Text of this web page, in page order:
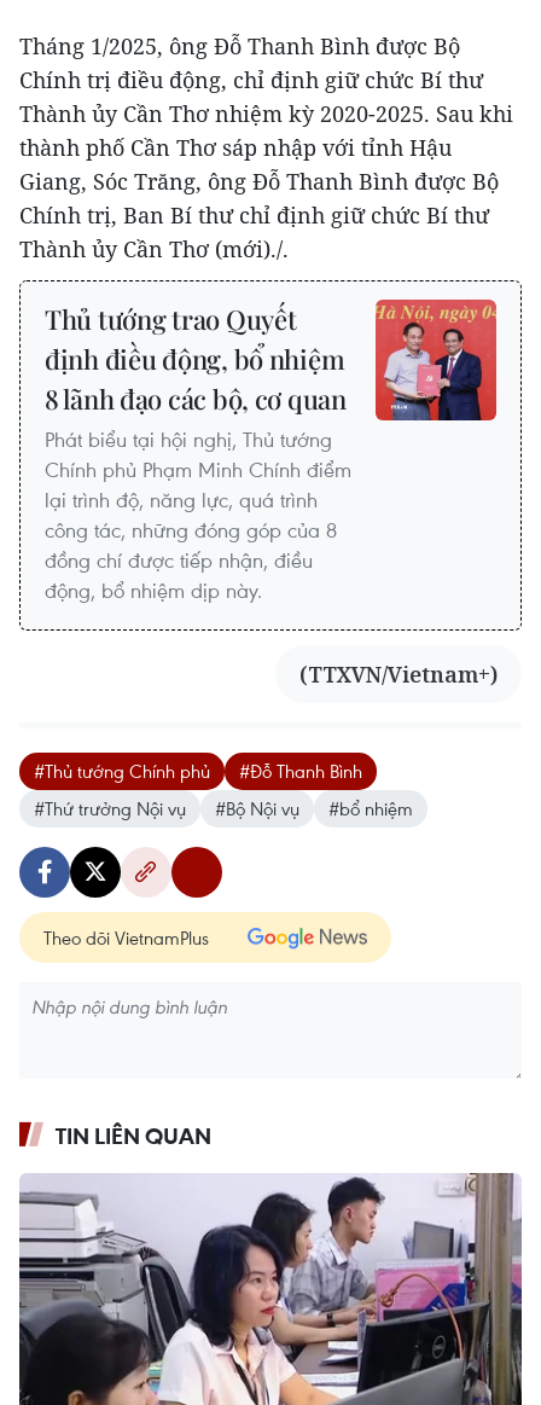
Tháng 1/2025, ông Đỗ Thanh Bình được Bộ
Chính trị điều động, chỉ định giữ chức Bí thư
Thành ủy Cần Thơ nhiệm kỳ 2020-2025. Sau khi
thành phố Cần Thơ sáp nhập với tỉnh Hậu
Giang, Sóc Trăng, ông Đỗ Thanh Bình được Bộ
Chính trị, Ban Bí thư chỉ định giữ chức Bí thư
Thành ủy Cần Thơ (mới)./.
Thủ tướng trao Quyết
định điều động, bổ nhiệm
8 lãnh đạo các bộ, cơ quan
Phát biểu tại hội nghị, Thủ tướng
Chính phủ Phạm Minh Chính điểm
lại trình độ, năng lực, quá trình
công tác, những đóng góp của 8
đồng chí được tiếp nhận, điều
động, bổ nhiệm dịp này.
(TTXVN/Vietnam+)
#Thủ tướng Chính phủ
#Đỗ Thanh Bình
#Thứ trưởng Nội vụ
#Bộ Nội vụ #bổ nhiệm
Theo dõi VietnamPlus
TIN LIÊN QUAN